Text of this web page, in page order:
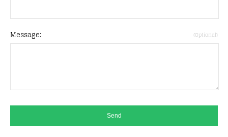
Message: (Optional)